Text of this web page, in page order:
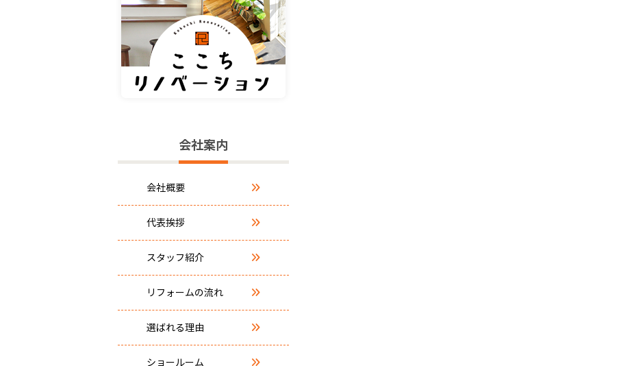
会社案内
会社概要
代表挨拶
スタッフ紹介
リフォームの流れ
選ばれる理由
ショールーム